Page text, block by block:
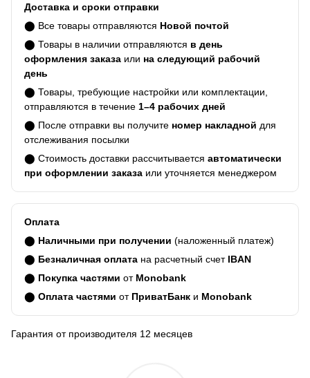
Доставка и сроки отправки
⬤ Все товары отправляются Новой почтой
⬤ Товары в наличии отправляются в день
оформления заказа или на следующий рабочий
день
⬤ Товары, требующие настройки или комплектации,
отправляются в течение 1–4 рабочих дней
⬤ После отправки вы получите номер накладной для
отслеживания посылки
⬤ Стоимость доставки рассчитывается автоматически
при оформлении заказа или уточняется менеджером
Оплата
⬤ Наличными при получении (наложенный платеж)
⬤ Безналичная оплата на расчетный счет IBAN
⬤ Покупка частями от Monobank
⬤ Оплата частями от ПриватБанк и Monobank
Гарантия от производителя 12 месяцев